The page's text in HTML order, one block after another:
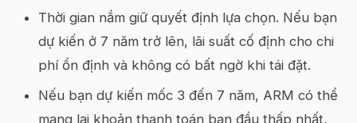
Thời gian nắm giữ quyết định lựa chọn. Nếu bạn
dự kiến ở 7 năm trở lên, lãi suất cố định cho chi
phí ổn định và không có bất ngờ khi tái đặt.
Nếu bạn dự kiến mốc 3 đến 7 năm, ARM có thể
mang lại khoản thanh toán ban đầu thấp nhất,